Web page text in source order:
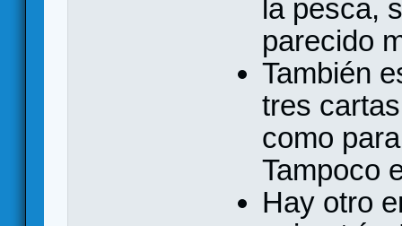
la pesca,
parecido
También
tres
como
Tampoco
Hay otro